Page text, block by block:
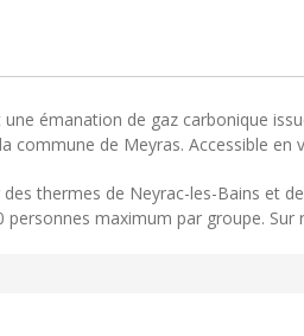
émanation de gaz carbonique
commune de Meyras. Accessible en
thermes de Neyrac-les-Bains et
personnes maximum par groupe.